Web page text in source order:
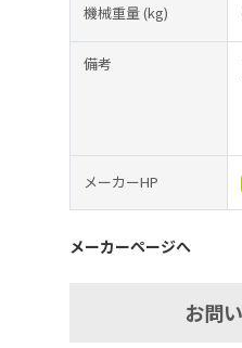
機械重量(kg)
備考
メーカーHP
メーカーページへ
お問